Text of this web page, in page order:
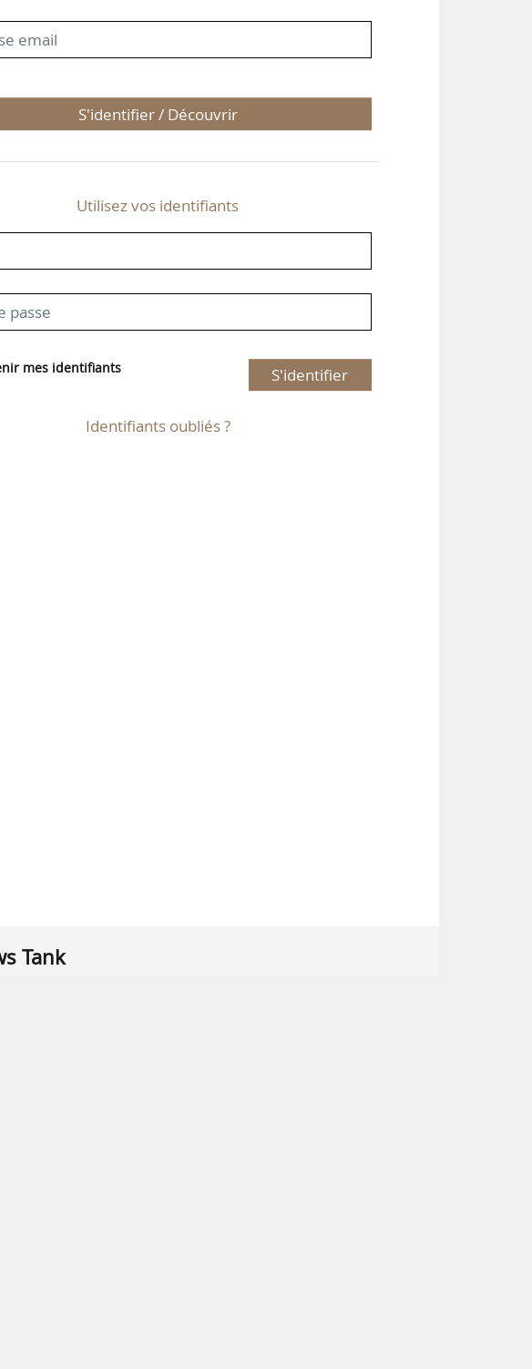
S'identifier / Découvrir
Utilisez vos identifiants
mes identifiants S'identifier
Identifiants oubliés ?
Tank